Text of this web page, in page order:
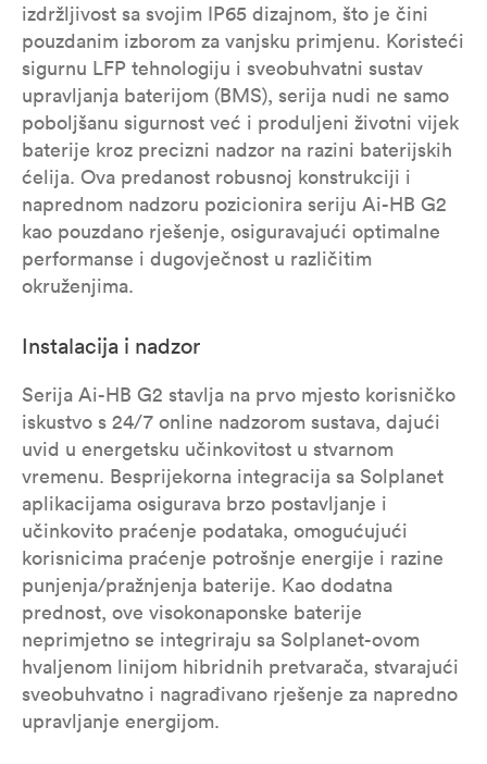
izdržljivost sa svojim IP65 dizajnom, što je čini
pouzdanim izborom za vanjsku primjenu. Koristeći
sigurnu LFP tehnologiju i sveobuhvatni sustav
upravljanja baterijom (BMS), serija nudi ne samo
poboljšanu sigurnost već i produljeni životni vijek
baterije kroz precizni nadzor na razini baterijskih
ćelija. Ova predanost robusnoj konstrukciji i
naprednom nadzoru pozicionira seriju Ai-HB G2
kao pouzdano rješenje, osiguravajući optimalne
performanse i dugovječnost u različitim
okruženjima.
Instalacija i nadzor
Serija Ai-HB G2 stavlja na prvo mjesto korisničko
iskustvo s 24/7 online nadzorom sustava, dajući
uvid u energetsku učinkovitost u stvarnom
vremenu. Besprijekorna integracija sa Solplanet
aplikacijama osigurava brzo postavljanje i
učinkovito praćenje podataka, omogućujući
korisnicima praćenje potrošnje energije i razine
punjenja/pražnjenja baterije. Kao dodatna
prednost, ove visokonaponske baterije
neprimjetno se integriraju sa Solplanet-ovom
hvaljenom linijom hibridnih pretvarača, stvarajući
sveobuhvatno i nagrađivano rješenje za napredno
upravljanje energijom.